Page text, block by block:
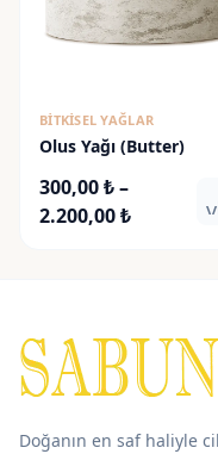
BITKISEL YAĞLAR
Olus Yağı (Butter)
300,00₺–
2.200,00₺Fiyat
Doğanın en saf haliyle